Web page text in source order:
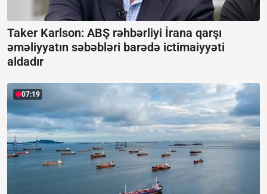
Taker Karlson: ABŞ rəhbərliyi İrana qarşı
əməliyyatın səbəbləri barədə ictimaiyyəti
aldadır
07:19